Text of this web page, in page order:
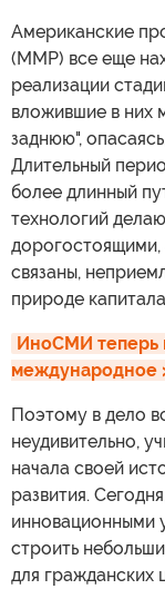
Американские
(ММР) все еще
реализации
вложившие в них
заднюю",
Длительный
более длинный
технологий
дорогостоящими,
связаны,
природе
ИноСМИ теперь
международное
Поэтому в дело
неудивительно,
начала своей
развития.
инновационными
строить
для гражданских